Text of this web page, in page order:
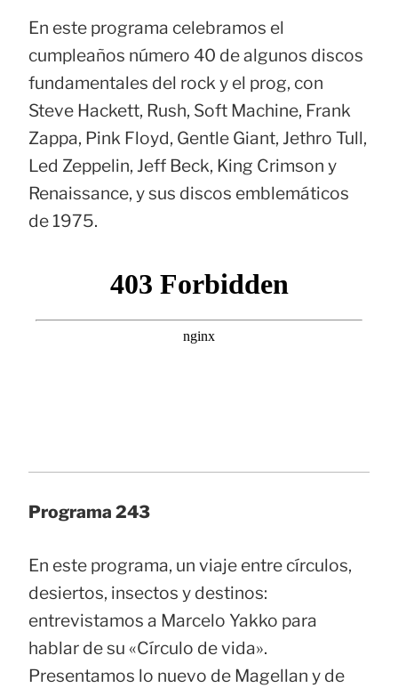
En este programa celebramos el
cumpleaños número 40 de algunos discos
fundamentales del rock y el prog, con
Steve Hackett, Rush, Soft Machine, Frank
Zappa, Pink Floyd, Gentle Giant, Jethro Tull,
Led Zeppelin, Jeff Beck, King Crimson y
Renaissance, y sus discos emblemáticos
de 1975.
Programa 243
En este programa, un viaje entre círculos,
desiertos, insectos y destinos:
entrevistamos a Marcelo Yakko para
hablar de su «Círculo de vida».
Presentamos lo nuevo de Magellan y de